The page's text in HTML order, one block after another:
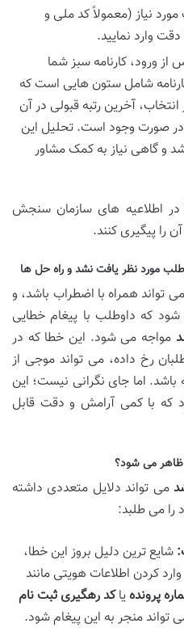
مورد نیاز (معمولاً کد ملی و
وارد نمایید.
از ورود، کارنامه سبز شما
شامل ستون هایی است که
آخرین رتبه قبولی در آن
در صورت وجود است. تحلیل این
و گاهی نیاز به کمک مشاور
در اطلاعیه های سازمان سنجش
را پیگیری کنند.
مورد نظر یافت نشد و راه حل ها
می تواند همراه با اضطراب باشد، و
که داوطلب با پیغام خطایی
مواجه می شود. این خطا که در
رخ داده، می تواند موجی از
باشد. اما جای نگرانی نیست؛ این
که با کمی آرامش و دقت قابل
ظاهر می شود؟
می تواند دلایل متعددی داشته
را می طلبد:
شایع ترین دلیل بروز این خطا،
کردن اطلاعات هویتی مانند
پرونده یاکد رهگیری ثبت نام
منجر به این پیغام شود.